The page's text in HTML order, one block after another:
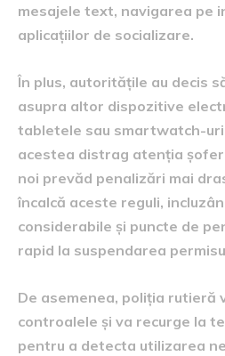
mesajele text, navigarea pe
aplicațiilor de socializare.
În plus, autoritățile au decis
asupra altor dispozitive
tabletele sau smartwatch-
acestea distrag atenția
noi prevăd penalizări mai
încalcă aceste reguli,
considerabile și puncte de
rapid la suspendarea
De asemenea, poliția rutieră
controalele și va recurge la
pentru a detecta utilizarea